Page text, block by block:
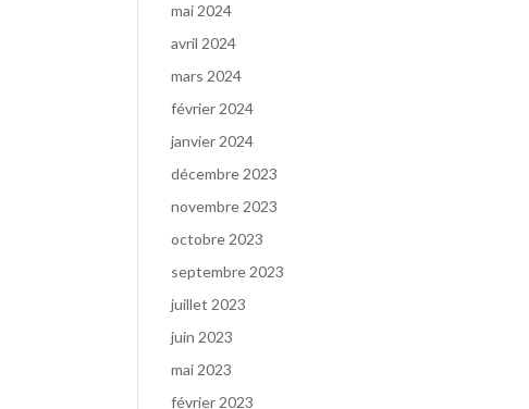
mai 2024
avril 2024
mars 2024
février 2024
janvier 2024
décembre 2023
novembre 2023
octobre 2023
septembre 2023
juillet 2023
juin 2023
mai 2023
février 2023